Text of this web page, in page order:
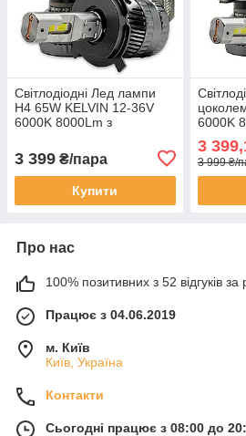
Світлодіодні Лед лампи
H4 65W KELVIN 12-36V
6000K 8000Lm з
3 399 ₴/пара
Купити
6000K
3
3 999 ₴/
Про нас
100% позитивних з 52 відгуків за
Працює з 04.06.2019
м. Київ
Київ, Україна
Контакти
Сьогодні працює з 08:00 до